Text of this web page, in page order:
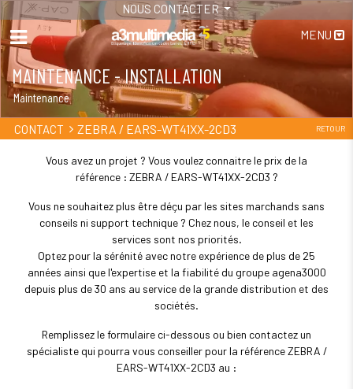
NOUS CONTACTER
MENU
MAINTENANCE - INSTALLATION
Maintenance
CONTACT ZEBRA / EARS-WT41XX-2CD3 RETOUR
Vous avez un projet ? Vous voulez connaitre le prix de la
référence : ZEBRA / EARS-WT41XX-2CD3 ?
Vous ne souhaitez plus être déçu par les sites marchands sans
conseils ni support technique ? Chez nous, le conseil et les
services sont nos priorités.
Optez pour la sérénité avec notre expérience de plus de 25
années ainsi que l'expertise et la fiabilité du groupe agena3000
depuis plus de 30 ans au service de la grande distribution et des
sociétés.
Remplissez le formulaire ci-dessous ou bien contactez un
spécialiste qui pourra vous conseiller pour la référence ZEBRA /
EARS-WT41XX-2CD3 au :